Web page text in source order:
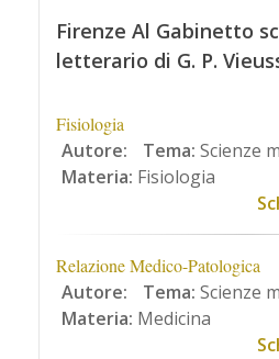
Firenze Al Gabinetto
letterario di G. P.
Fisiologia
Autore: Tema: Scienze
Materia: Fisiologia
Relazione Medico-Patologica
Autore: Tema: Scienze
Materia: Medicina